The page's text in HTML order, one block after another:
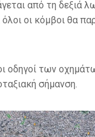
από τη δεξιά
οι κόμβοι θα
οδηγοί των
σήμανση.